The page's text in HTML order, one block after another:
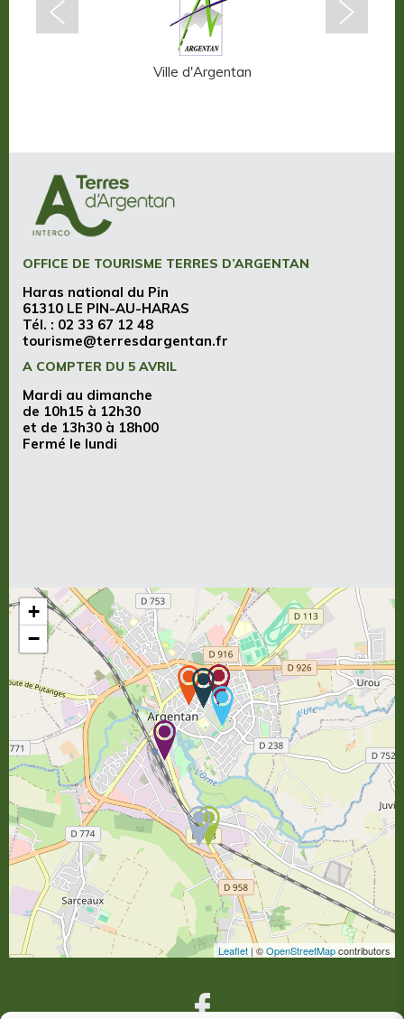
Ville d'Argentan
OFFICE DE TOURISME TERRES D’ARGENTAN
Haras national du Pin
61310 LE PIN-AU-HARAS
Tél. : 02 33 67 12 48
tourisme@terresdargentan.fr
A COMPTER DU 5 AVRIL
Mardi au dimanche
de 10h15 à 12h30
et de 13h30 à 18h00
Fermé le lundi
+
−
Leaflet | ©OpenStreetMapcontributors